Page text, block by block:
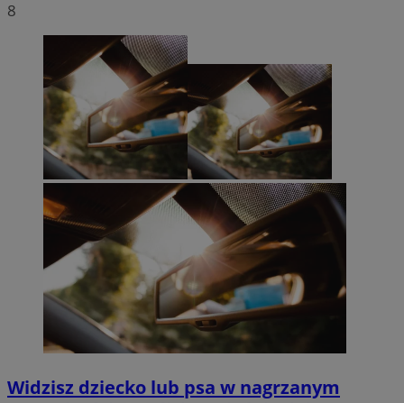
8
Widzisz dziecko lub psa w nagrzanym